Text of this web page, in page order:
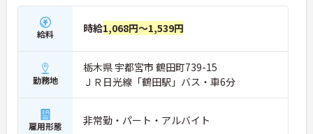
給料 時給1,068円～1,539円
勤務地
栃木県 宇都宮市 鶴田町739-15
ＪＲ日光線「鶴田駅」バス・車6分
雇用形態 非常勤・パート・アルバイト